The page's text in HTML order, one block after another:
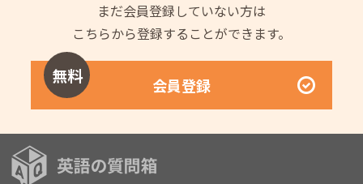
まだ会員登録していない方は
こちらから登録することができます。
無料 会員登録